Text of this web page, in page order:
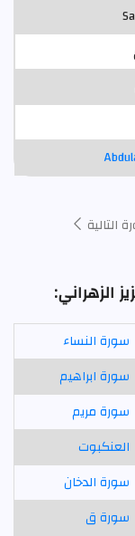
التالية
الزهراني:
سورة النساء
سورة ابراهيم
سورة مريم
العنكبوت
سورة الدخان
سورة ق